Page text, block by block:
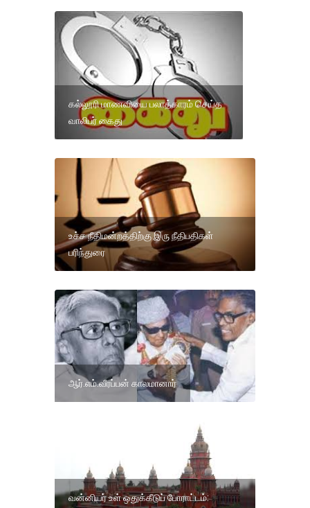
கல்லூரி மாணவியை பலாத்காரம் செய்த
வாலிபர் கைது
உச்ச நீதிமன்றத்திற்கு இரு நீதிபதிகள்
பரிந்துரை
ஆர்.எம்.வீரப்பன் காலமானார்
வன்னியர் உள் ஒதுக்கீடுப் போராட்டம்: